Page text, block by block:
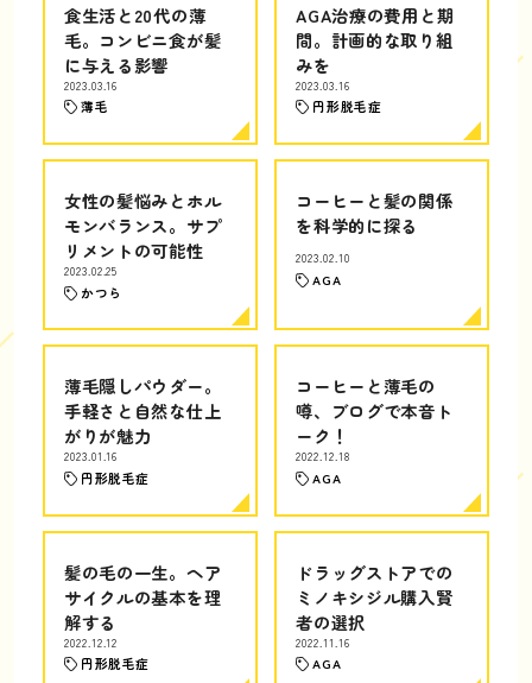
食生活と20代の薄
毛。コンビニ食が髪
に与える影響
2023.03.16
薄毛
AGA治療の費用と期
間。計画的な取り組
みを
2023.03.16
円形脱毛症
女性の髪悩みとホル
モンバランス。サプ
リメントの可能性
2023.02.25
かつら
コーヒーと髪の関係
を科学的に探る
2023.02.10
AGA
薄毛隠しパウダー。
手軽さと自然な仕上
がりが魅力
2023.01.16
円形脱毛症
コーヒーと薄毛の
噂、ブログで本音ト
ーク！
2022.12.18
AGA
髪の毛の一生。ヘア
サイクルの基本を理
解する
2022.12.12
円形脱毛症
ドラッグストアでの
ミノキシジル購入賢
者の選択
2022.11.16
AGA